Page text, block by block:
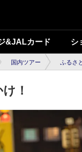
&JALカード シ
国内ツアー ふるさ
！